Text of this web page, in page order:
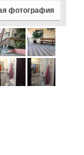
фотография